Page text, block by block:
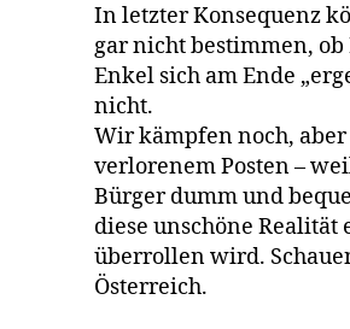
In letzter Konsequenz
gar nicht bestimmen,
Enkel sich am Ende
nicht.
Wir kämpfen noch,
verlorenem Posten –
Bürger dumm und
diese unschöne Realität
überrollen wird.
Österreich.